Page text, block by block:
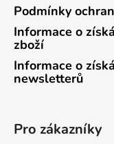
Podmínky
Informace o
zboží
Informace o
newsletterů
Pro zákazníky